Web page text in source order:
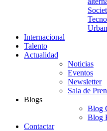
Internacional
Talento
Actualidad
Noticias
Eventos
Newsletter
Sala de
Blogs
Blog
Blog
Contactar